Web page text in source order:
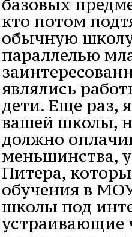
базовых
кто потом
обычную школу
параллелью
являлись
дети. Еще раз,
вашей школы,
должно
меньшинства,
Питера,
обучения в
школы под